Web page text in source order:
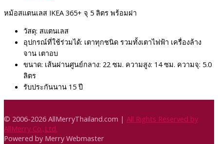
หม้อสแตนเลส IKEA 365+ จุ 5 ลิตร พร้อมฝา
วัสดุ: สแตนเลส
อุปกรณ์ที่ใช้ร่วมได้: เตาทุกชนิด รวมทั้งเตาไฟฟ้า เครื่องล้าง
จาน เตาอบ
ขนาด: เส้นผ่านศูนย์กลาง: 22 ซม. ความสูง: 14 ซม. ความจุ: 5.0
ลิตร
รับประกันนาน 15 ปี
© 2006-2026 AllMerryThailand.com | All Rights Reserved by
AllMerry Co.,Ltd.
Powered by Merry Webmaster